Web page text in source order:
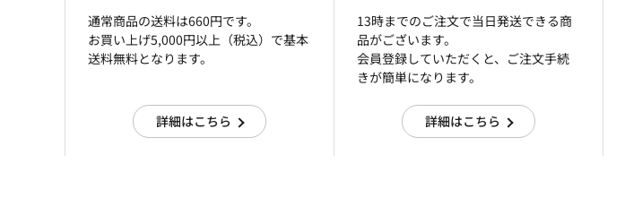
通常商品の送料は660円です。
お買い上げ5,000円以上（税込）で基本
送料無料となります。
詳細はこちら
13時までのご注文で当日発送できる商
品がございます。
会員登録していただくと、ご注文手続
きが簡単になります。
詳細はこちら